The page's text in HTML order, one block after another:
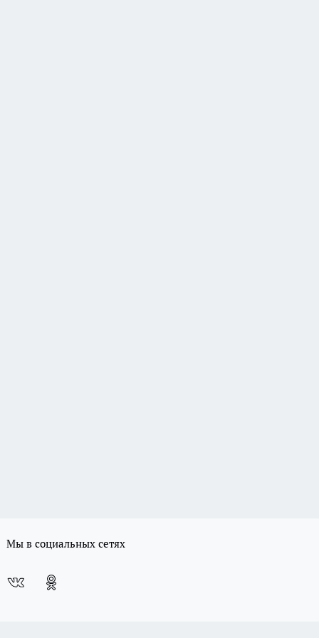
Мы в социальных сетях